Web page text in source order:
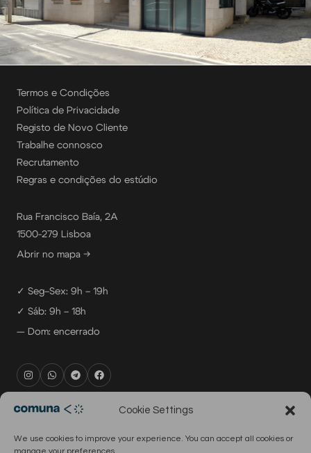
Cookie Settings
We use cookies to improve your experience. You can accept all cookies or
manage your preferences.
Termos e Condições
Política de Privacidade
Registo de Novo Cliente
Trabalhe connosco
Recrutamento
Regras e condições do estúdio
Rua Francisco Baía, 2A
1500-279 Lisboa
Abrir no mapa →
✓ Seg–Sex: 9h – 19h
✓ Sáb: 9h – 18h
— Dom: encerrado
rental@comuna.pt
production@comuna.pt